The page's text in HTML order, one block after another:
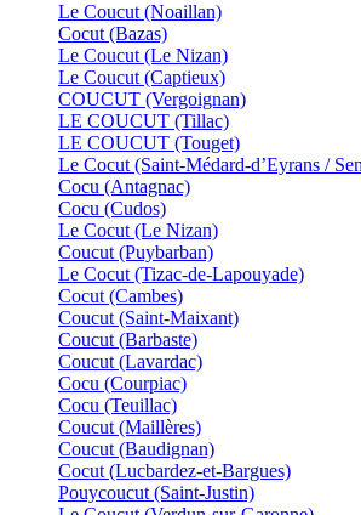
Le Coucut (Noaillan)
Cocut (Bazas)
Le Coucut (Le Nizan)
Le Coucut (Captieux)
COUCUT (Vergoignan)
LE COUCUT (Tillac)
LE COUCUT (Touget)
Le Cocut (Saint-Médard-d’Eyrans /
Cocu (Antagnac)
Cocu (Cudos)
Le Cocut (Le Nizan)
Coucut (Puybarban)
Le Cocut (Tizac-de-Lapouyade)
Cocut (Cambes)
Coucut (Saint-Maixant)
Coucut (Barbaste)
Coucut (Lavardac)
Cocu (Courpiac)
Cocu (Teuillac)
Coucut (Maillères)
Coucut (Baudignan)
Cocut (Lucbardez-et-Bargues)
Pouycoucut (Saint-Justin)